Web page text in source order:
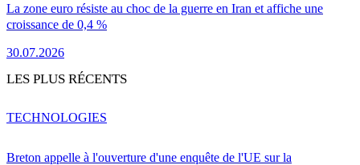
La zone euro résiste au choc de la guerre en Iran et affiche une
croissance de 0,4 %
30.07.2026
LES PLUS RÉCENTS
Breton appelle à l'ouverture d'une enquête de l'UE sur la
TECHNOLOGIES